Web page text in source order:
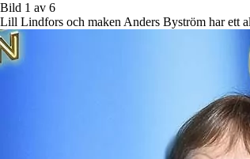
Bild 1 av 6
Lill Lindfors och maken Anders Byström har ett